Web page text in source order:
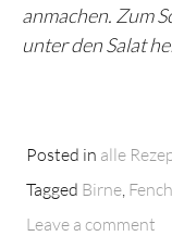
anmachen. Zum
unter den Salat
Posted in alle
Tagged Birne
Leave a comment